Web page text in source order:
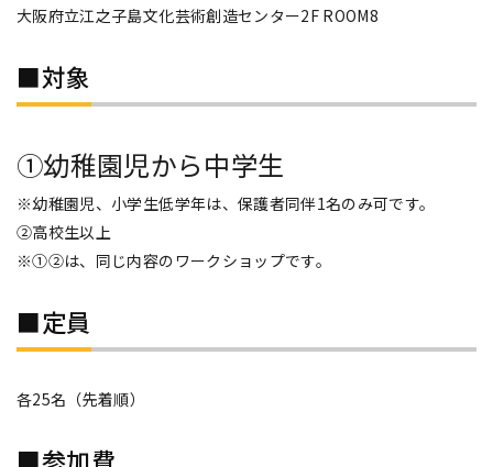
大阪府立江之子島文化芸術創造センター2F ROOM8
■対象
①幼稚園児から中学生
※幼稚園児、小学生低学年は、保護者同伴1名のみ可です。
②高校生以上
※①②は、同じ内容のワークショップです。
■定員
各25名（先着順）
■参加費